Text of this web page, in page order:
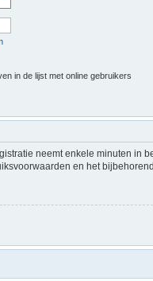
in de lijst met online gebruikers
neemt enkele minuten in
en het